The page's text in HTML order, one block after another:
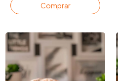
Comprar